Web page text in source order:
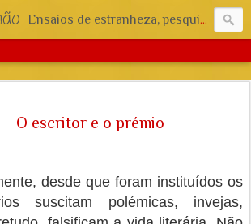
Ensaios de estranheza, pesquisa e reflexão.
O escritor e o prémio
desde que foram instituídos os
suscitam polémicas, invejas,